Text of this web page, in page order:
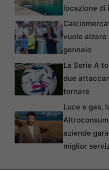
locazione di
vuole alzare
gennaio
La Serie A
due
tornare
Luce e gas,
aziende
miglior